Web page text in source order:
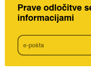
Prave odločitve
informacijami